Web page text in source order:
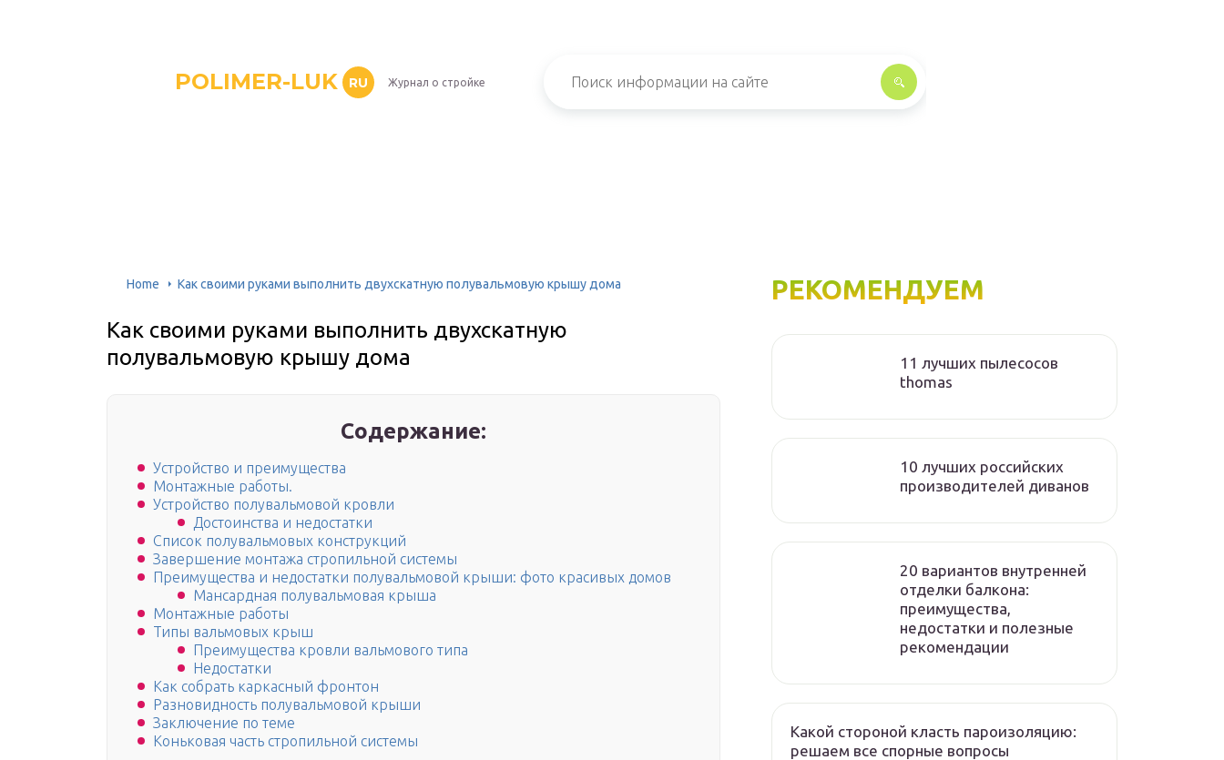
POLIMER-LUK RU Журнал о стройке
Home Как своими руками выполнить двухскатную полувальмовую крышу дома
Как своими руками выполнить двухскатную
полувальмовую крышу дома
Содержание:
Устройство и преимущества
Монтажные работы.
Устройство полувальмовой кровли
Достоинства и недостатки
Список полувальмовых конструкций
Завершение монтажа стропильной системы
Преимущества и недостатки полувальмовой крыши: фото красивых домов
Мансардная полувальмовая крыша
Монтажные работы
Типы вальмовых крыш
Преимущества кровли вальмового типа
Недостатки
Как собрать каркасный фронтон
Разновидность полувальмовой крыши
Заключение по теме
Коньковая часть стропильной системы
РЕКОМЕНДУЕМ
11 лучших пылесосов
thomas
10 лучших российских
производителей диванов
20 вариантов внутренней
отделки балкона:
преимущества,
недостатки и полезные
рекомендации
Какой стороной класть пароизоляцию:
решаем все спорные вопросы